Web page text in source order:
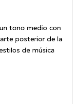
tono medio con
posterior de la
de música